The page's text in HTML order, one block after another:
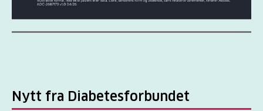
Nytt fra Diabetesforbundet